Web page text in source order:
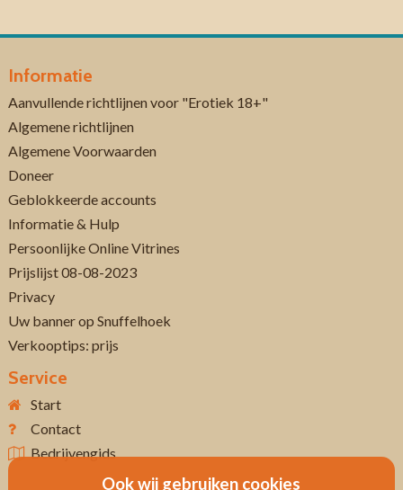
Informatie
Aanvullende richtlijnen voor "Erotiek 18+"
Algemene richtlijnen
Algemene Voorwaarden
Doneer
Geblokkeerde accounts
Informatie & Hulp
Persoonlijke Online Vitrines
Prijslijst 08-08-2023
Privacy
Uw banner op Snuffelhoek
Verkooptips: prijs
Service
Start
Contact
Bedrijvengids
Ook wij gebruiken cookies